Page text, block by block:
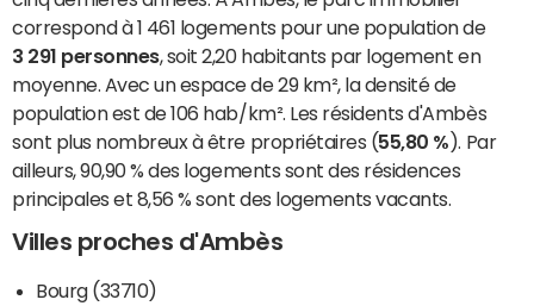
correspond à 1 461 logements pour une population de
3 291 personnes, soit 2,20 habitants par logement en
moyenne. Avec un espace de 29 km², la densité de
population est de 106 hab/km². Les résidents d'Ambès
sont plus nombreux à être propriétaires (55,80 % ). Par
ailleurs, 90,90 % des logements sont des résidences
principales et 8,56 % sont des logements vacants.
Villes proches d'Ambès
Bourg (33710)